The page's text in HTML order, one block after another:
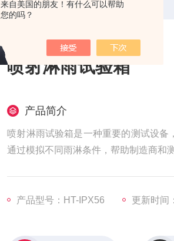
来自美国的朋友！有什么可以帮助
您的吗？
喷射淋雨试验箱
产品简介
喷射淋雨试验箱是一种重要的测试设
通过模拟不同雨淋条件，帮助制造商和
产品型号：HT-IPX56 更新时间